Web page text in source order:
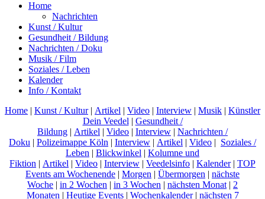
Home
Nachrichten
Kunst / Kultur
Gesundheit / Bildung
Nachrichten / Doku
Musik / Film
Soziales / Leben
Kalender
Info / Kontakt
Home | Kunst / Kultur| Artikel | Video | Interview | Musik | Künstler
Dein Veedel | Gesundheit /
Bildung | Artikel | Video | Interview | Nachrichten /
Doku | Polizeimappe Köln | Interview | Artikel | Video | Soziales /
Leben | Blickwinkel | Kolumne und
Fiktion | Artikel | Video | Interview | Veedelsinfo | Kalender| TOP
Events am Wochenende | Morgen | Übermorgen | nächste
Woche | in 2 Wochen | in 3 Wochen | nächsten Monat | 2
Monaten | Heutige Events| Wochenkalender| nächsten 7